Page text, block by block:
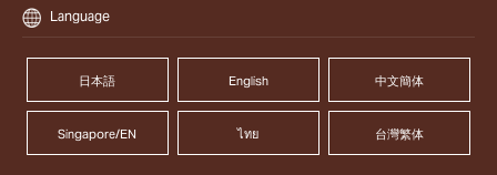
Language
日本語 English 中文簡体
Singapore/EN ไทย 台灣繁体